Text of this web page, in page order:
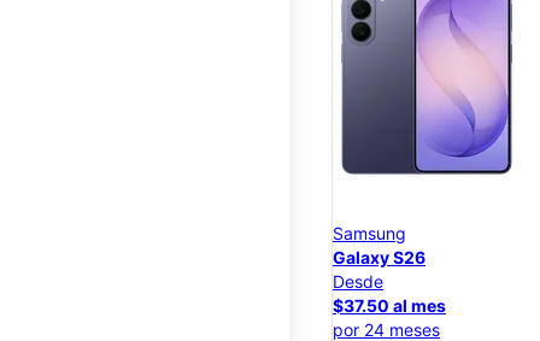
Samsung
Galaxy S26
Desde
$37.50 al mes
por 24 meses